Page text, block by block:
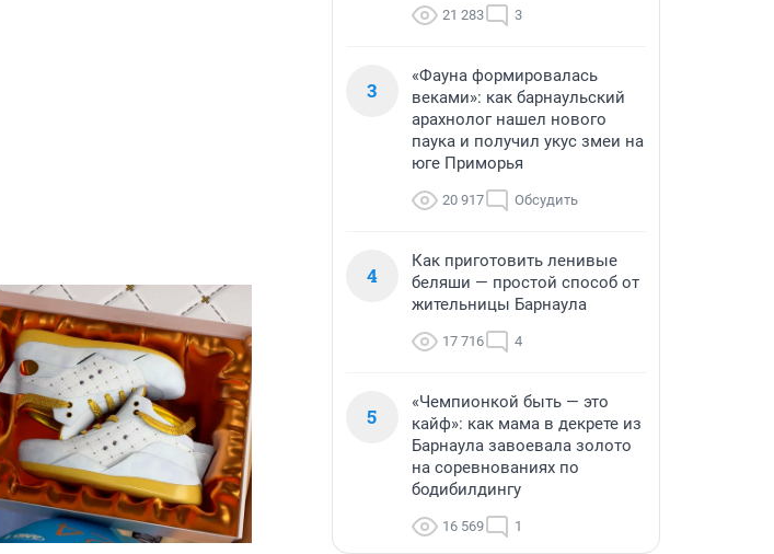
21 283 3
3
«Фауна формировалась
веками»: как барнаульский
арахнолог нашел нового
паука и получил укус змеи на
юге Приморья
20 917 Обсудить
4
Как приготовить ленивые
беляши — простой способ от
жительницы Барнаула
17 716 4
5
«Чемпионкой быть — это
кайф»: как мама в декрете из
Барнаула завоевала золото
на соревнованиях по
бодибилдингу
16 569 1